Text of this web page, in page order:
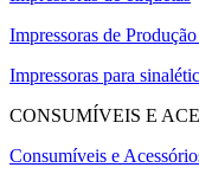
Impressoras de
Impressoras para
CONSUMÍVEIS E
Consumíveis e